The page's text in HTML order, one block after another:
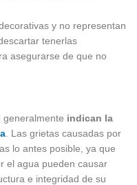
y no representan
tenerlas
asegurarse de que no
generalmente indican la
. Las grietas causadas por
lo antes posible, ya que
el agua pueden causar
e integridad de su